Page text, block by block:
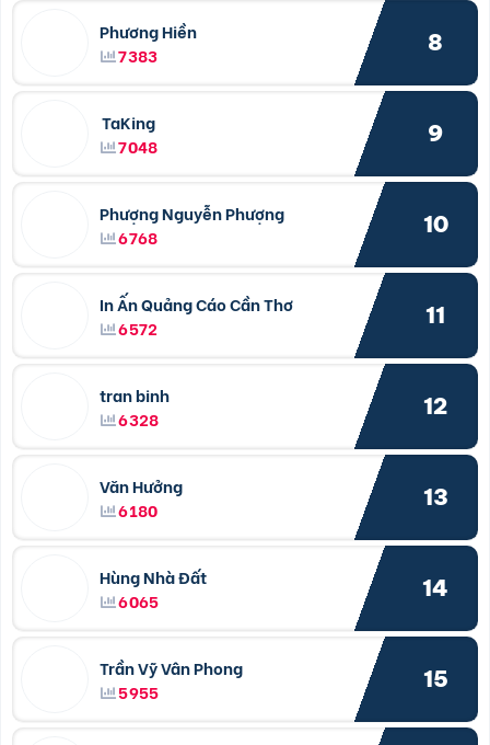
Phương Hiền
7383
8
TaKing
7048
9
Phượng Nguyễn Phượng
6768
10
In Ấn Quảng Cáo Cần Thơ
6572
11
tran binh
6328
12
Văn Hưởng
6180
13
Hùng Nhà Đất
6065
14
Trần Vỹ Vân Phong
5955
15